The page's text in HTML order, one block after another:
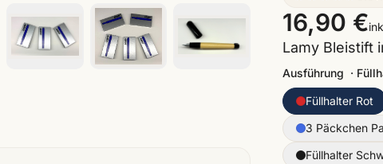
16,90 €
Lamy Bleistift
Ausführung ·
Füllhalter Rot
3 Päckchen
Füllhalter